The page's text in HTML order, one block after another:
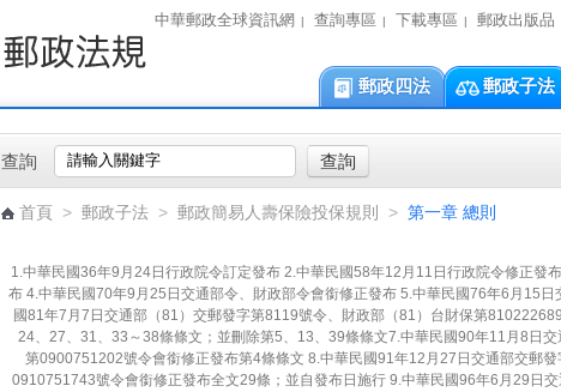
中華郵政全球資訊網 | 查詢專區 | 下載專區 | 郵政出版品
郵政四法 郵政子法
查詢
首頁 > 郵政子法 > 郵政簡易人壽保險投保規則 > 第一章 總則
1.中華民國36年9月24日行政院令訂定發布 2.中華民國58年12月11日行政院令修正發
布 4.中華民國70年9月25日交通部令、財政部令會銜修正發布 5.中華民國76年6月15
國81年7月7日交通部（81）交郵發字第8119號令、財政部（81）台財保第
24、27、31、33～38條條文；並刪除第5、13、39條條文7.中華民國90年11月8日
第0900751202號令會銜修正發布第4條條文 8.中華民國91年12月27日交通部交郵
0910751743號令會銜修正發布全文29條；並自發布日施行 9.中華民國96年6月29日